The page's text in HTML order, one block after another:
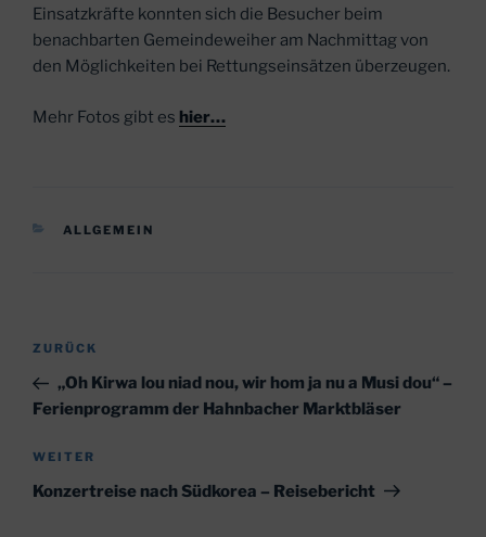
Einsatzkräfte konnten sich die Besucher beim
benachbarten Gemeindeweiher am Nachmittag von
den Möglichkeiten bei Rettungseinsätzen überzeugen.
Mehr Fotos gibt es hier…
KATEGORIEN
ALLGEMEIN
Beitragsnavigation
Vorheriger
Beitrag
ZURÜCK
„Oh Kirwa lou niad nou, wir hom ja nu a Musi dou“ –
Ferienprogramm der Hahnbacher Marktbläser
Nächster
Beitrag
WEITER
Konzertreise nach Südkorea – Reisebericht